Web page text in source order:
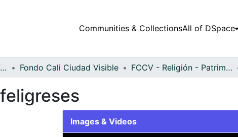
Communities & CollectionsAll of DSpace
Archivo del Patrimonio Fotográfico y Fílmico del Valle del Cauca Fondo Cali Ciudad Visible FCCV - Religión - Patrimonial
Images & Videos